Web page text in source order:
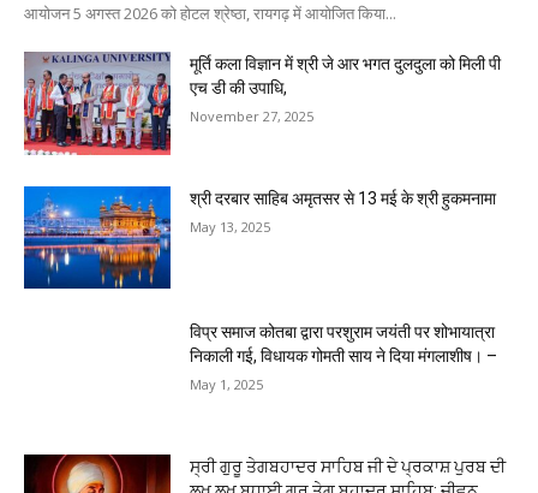
आयोजन 5 अगस्त 2026 को होटल श्रेष्ठा, रायगढ़ में आयोजित किया...
मूर्ति कला विज्ञान में श्री जे आर भगत दुलदुला को मिली पी
एच डी की उपाधि,
November 27, 2025
श्री दरबार साहिब अमृतसर से 13 मई के श्री हुकमनामा
May 13, 2025
विप्र समाज कोतबा द्वारा परशुराम जयंती पर शोभायात्रा
निकाली गई, विधायक गोमती साय ने दिया मंगलाशीष। –
May 1, 2025
ਸ੍ਰੀ ਗੁਰੂ ਤੇਗਬਹਾਦਰ ਸਾਹਿਬ ਜੀ ਦੇ ਪ੍ਰਕਾਸ਼ ਪੁਰਬ ਦੀ